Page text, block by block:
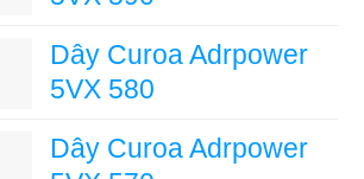
Dây Curoa Adrpower
5VX 580
Dây Curoa Adrpower